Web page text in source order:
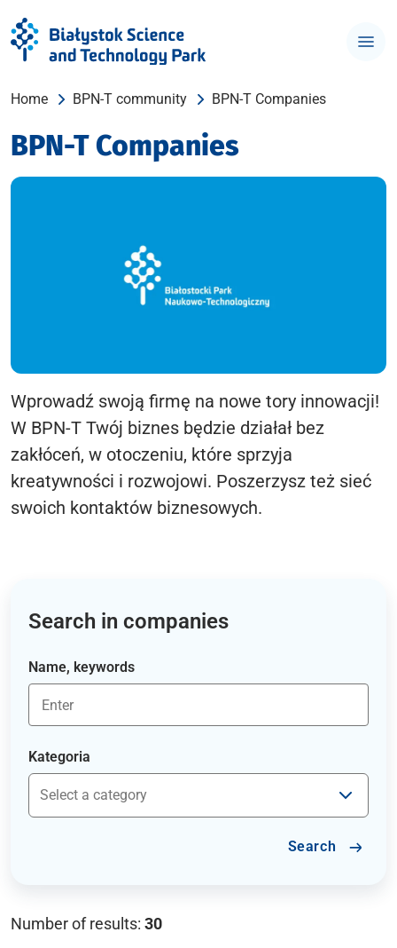
Home BPN-T community BPN-T Companies
BPN-T Companies
Wprowadź swoją firmę na nowe tory innowacji!
W BPN-T Twój biznes będzie działał bez
zakłóceń, w otoczeniu, które sprzyja
kreatywności i rozwojowi. Poszerzysz też sieć
swoich kontaktów biznesowych.
Search in companies
Name, keywords
Kategoria
Search
Number of results: 30